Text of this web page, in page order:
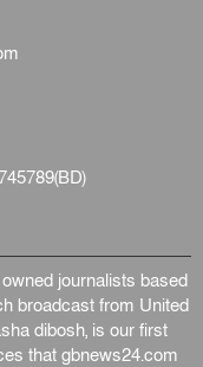
journalists based
broadcast from United
dibosh, is our first
that gbnews24.com